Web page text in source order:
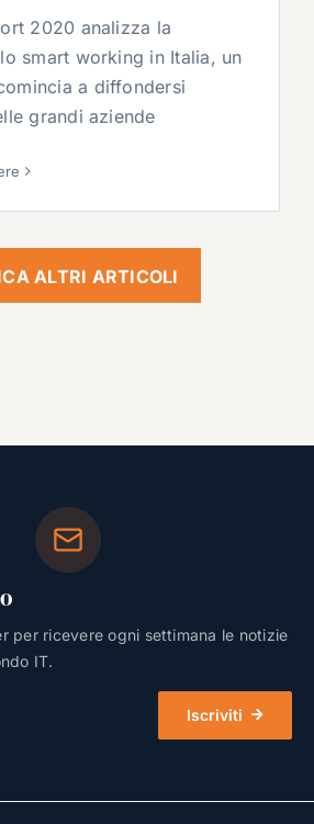
2020 analizza la
smart working in Italia, un
a diffondersi
grandi aziende
ALTRI ARTICOLI
per ricevere ogni settimana le notizie
IT.
Iscriviti